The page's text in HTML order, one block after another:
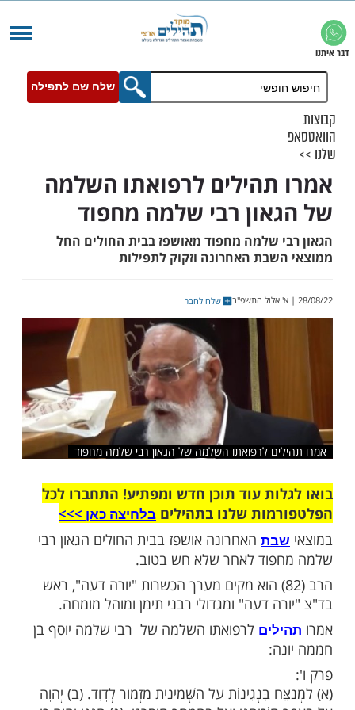
שלח שם לתפילה
לרפואתו השלמה
רבי שלמה מחפוד
שלמה מחפוד מאושפז בבית החולים החל
האחרונה וזקוק לתפילות
שלח לחבר
לרפואתו השלמה של הגאון רבי שלמה מחפוד
עוד תוכן חדש ומפתיע! התחברו לכל
שלנו בתהיליםבלחיצה כאן >>>​
האחרונה אושפז בבית החולים הגאון רבי
לאחר שלא חש בטוב.